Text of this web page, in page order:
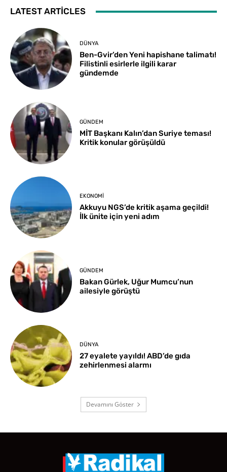
LATEST ARTICLES
DÜNYA
Ben-Gvir’den Yeni hapishane talimatı!
Filistinli esirlerle ilgili karar
gündemde
GÜNDEM
MİT Başkanı Kalın’dan Suriye teması!
Kritik konular görüşüldü
EKONOMI
Akkuyu NGS’de kritik aşama geçildi!
İlk ünite için yeni adım
GÜNDEM
Bakan Gürlek, Uğur Mumcu’nun
ailesiyle görüştü
DÜNYA
27 eyalete yayıldı! ABD’de gıda
zehirlenmesi alarmı
Devamını Göster